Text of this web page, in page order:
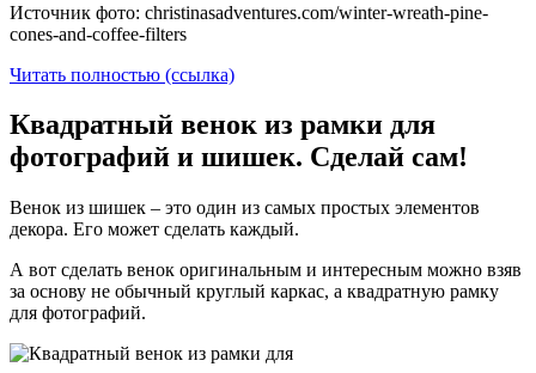
Источник фото: christinasadventures.com/winter-wreath-pine-
cones-and-coffee-filters
Читать полностью (ссылка)
Квадратный венок из рамки для
фотографий и шишек. Сделай сам!
Венок из шишек – это один из самых простых элементов
декора. Его может сделать каждый.
А вот сделать венок оригинальным и интересным можно взяв
за основу не обычный круглый каркас, а квадратную рамку
для фотографий.